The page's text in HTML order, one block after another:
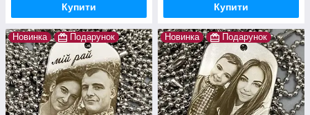
Купити Купити
Новинка Подарунок Новинка Подарунок